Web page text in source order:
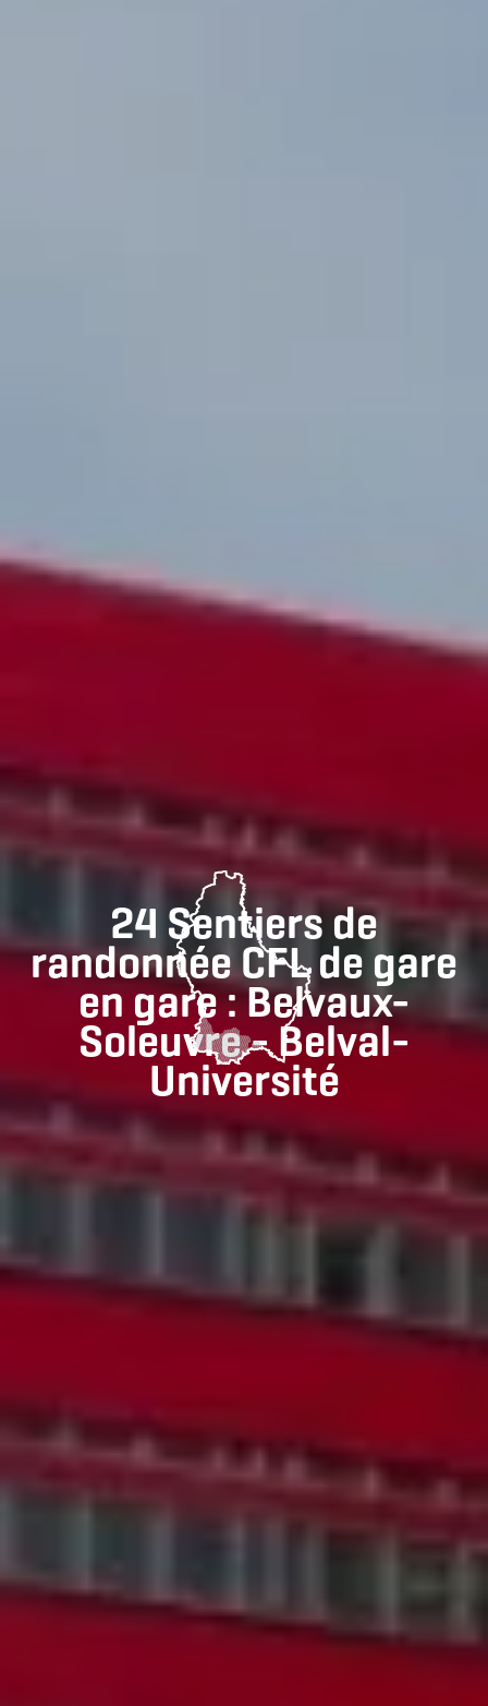
24 Sentiers de
randonnée CFL de gare
en gare : Belvaux-
Soleuvre - Belval-
Université